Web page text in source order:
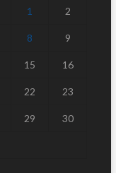
1 2
8 9
15 16
22 23
29 30